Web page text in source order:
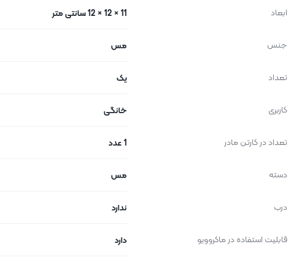
ابعاد 11 × 12 × 12 سانتی متر
جنس مس
تعداد یک
کاربری خانگی
تعداد در کارتن مادر 1 عدد
دسته مس
درب ندارد
قابلیت استفاده در ماکروویو دارد